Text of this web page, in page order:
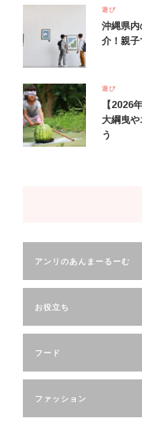
遊び
沖縄県内
介！親子
遊び
【2026
大綱曳や
う
アンリのあんまーるーむ
お役立ち
フード
ファッション